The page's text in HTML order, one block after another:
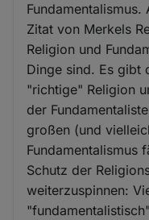
Zitat von Merkels
Religion und
Dinge sind. Es gibt
"richtige" Religion
der
großen (und
Fundamentalismus
Schutz der
weiterzuspinnen: